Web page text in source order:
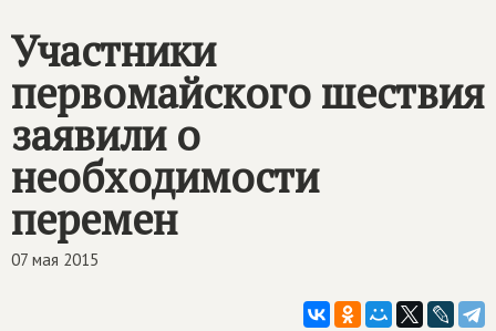
Участники
первомайского шествия
заявили о
необходимости
перемен
07 мая 2015